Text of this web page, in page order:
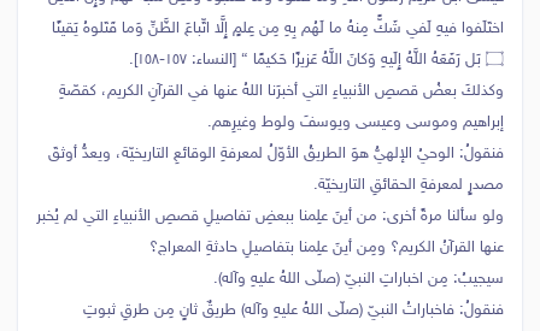
اختَلَفوا فيهِ لَفي شَكٍّ مِنهُ ما لَهُم بِهِ مِن عِلمٍ إِلَّا اتِّباعَ الظَّنِّ وَما قَتَلوهُ يَقينًا
۝ بَل رَفَعَهُ اللَّهُ إِلَيهِ وَكانَ اللَّهُ عَزيزًا حَكيمًا } [النساء: ١٥٧-١٥٨].
وكذلكَ بعضُ قصصِ الأنبياءِ التي أخبرَنا اللهُ عنها في القرآنِ الكريم، كقصّةِ
إبراهيم وموسى وعيسى ويوسفَ ولوط وغيرِهم.
فنقولُ: الوحيُ الإلهيُّ هوَ الطريقُ الأوّلُ لمعرفةِ الوقائعِ التاريخيّة، ويعدُّ أوثقَ
مصدرٍ لمعرفةِ الحقائقِ التاريخيّة.
ولو سألنا مرةً أخرى: من أينَ علِمنا ببعضِ تفاصيلِ قصصِ الأنبياءِ التي لم يُخبر
عنها القرآنُ الكريم؟ ومِن أينَ علِمنا بتفاصيلِ حادثةِ المعراج؟
سيجيبُ: مِن اخباراتِ النبيّ (صلّى اللهُ عليهِ وآله).
فنقولُ: فاخباراتُ النبيّ (صلّى اللهُ عليهِ وآله) طريقٌ ثانٍ مِن طرقِ ثبوتِ